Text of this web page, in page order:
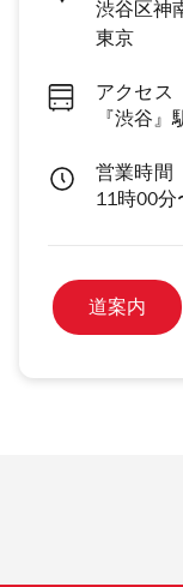
渋谷区神
東京
アクセス
『渋谷』
営業時間
11時00分
道案内